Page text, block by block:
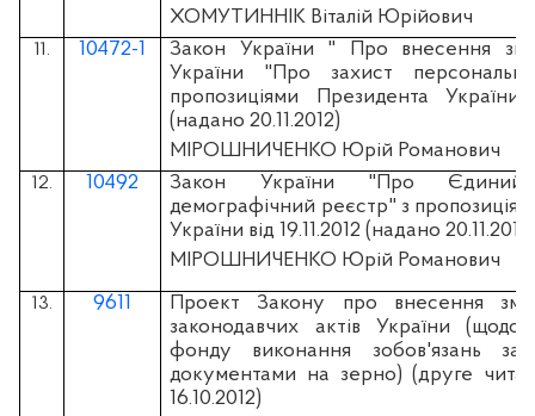
ХОМУТИННІК Віталій Юрійович
11. 10472-1
Закон України " Про внесення
України "Про захист
пропозиціями Президента України
(надано 20.11.2012)
МІРОШНИЧЕНКО Юрій Романович
12. 10492
Закон України "Про Єдиний
демографічний реєстр" з
України від 19.11.2012 (надано
МІРОШНИЧЕНКО Юрій Романович
13. 9611
Проект Закону про внесення
законодавчих актів України (щодо
фонду виконання зобов'язань за
документами на зерно) (друге
16.10.2012)